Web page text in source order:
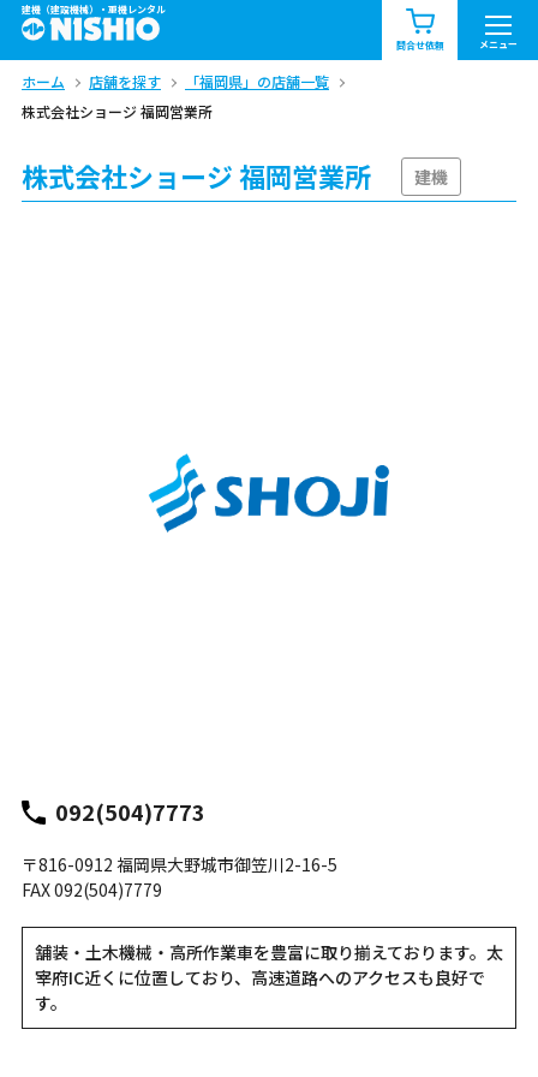
建機（建設機械）・重機レンタル
問合せ依頼 メニュー
商品一覧 お知らせ一覧
問合せ依頼リスト
北海道 東北 関東
ホーム 店舗を探す
「福岡県」の店舗一覧
株式会社ショージ 福岡営業所
株式会社ショージ 福岡営業所 建機
092(504)7773
〒816-0912 福岡県大野城市御笠川2-16-5
FAX 092(504)7779
舗装・土木機械・高所作業車を豊富に取り揃えております。太
宰府IC近くに位置しており、高速道路へのアクセスも良好で
す。